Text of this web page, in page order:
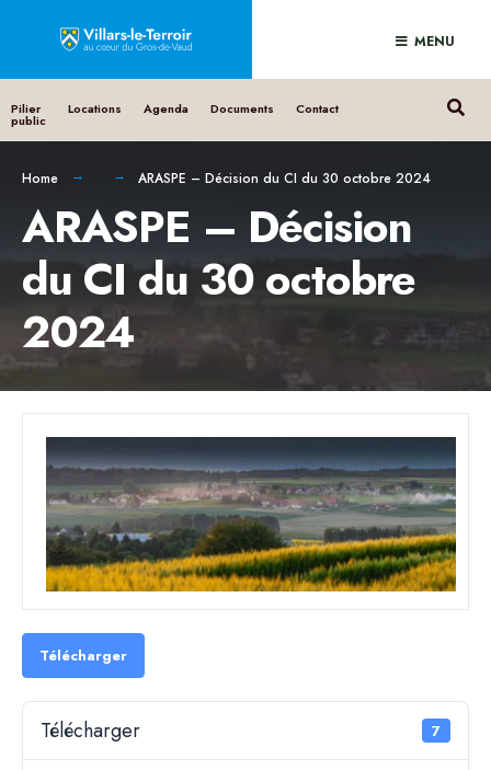
MENU
Pilier
public
Locations Agenda Documents Contact
Home ARASPE – Décision du CI du 30 octobre 2024
ARASPE – Décision
du CI du 30 octobre
2024
Télécharger
Télécharger 7